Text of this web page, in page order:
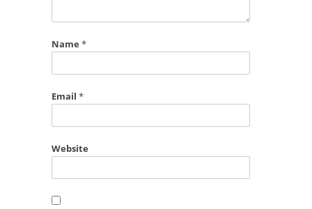
Name *
Email *
Website